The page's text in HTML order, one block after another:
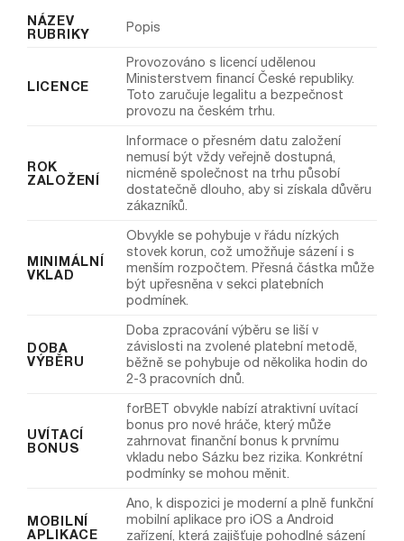
NÁZEV
RUBRIKY
Popis
LICENCE
Provozováno s licencí udělenou
Ministerstvem financí České republiky.
Toto zaručuje legalitu a bezpečnost
provozu na českém trhu.
ROK
ZALOŽENÍ
Informace o přesném datu založení
nemusí být vždy veřejně dostupná,
nicméně společnost na trhu působí
dostatečně dlouho, aby si získala důvěru
zákazníků.
MINIMÁLNÍ
VKLAD
Obvykle se pohybuje v řádu nízkých
stovek korun, což umožňuje sázení i s
menším rozpočtem. Přesná částka může
být upřesněna v sekci platebních
podmínek.
DOBA
VÝBĚRU
Doba zpracování výběru se liší v
závislosti na zvolené platební metodě,
běžně se pohybuje od několika hodin do
2-3 pracovních dnů.
UVÍTACÍ
BONUS
forBET obvykle nabízí atraktivní uvítací
bonus pro nové hráče, který může
zahrnovat finanční bonus k prvnímu
vkladu nebo Sázku bez rizika. Konkrétní
podmínky se mohou měnit.
MOBILNÍ
APLIKACE
Ano, k dispozici je moderní a plně funkční
mobilní aplikace pro iOS a Android
zařízení, která zajišťuje pohodlné sázení